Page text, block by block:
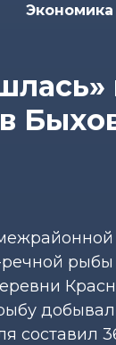
Экономика
составил